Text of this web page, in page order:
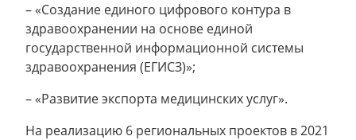
– «Создание единого цифрового контура в
здравоохранении на основе единой
государственной информационной системы
здравоохранения (ЕГИСЗ)»;
– «Развитие экспорта медицинских услуг».
На реализацию 6 региональных проектов в 2021